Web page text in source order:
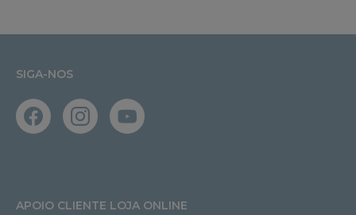
SIGA-NOS
APOIO CLIENTE LOJA ONLINE